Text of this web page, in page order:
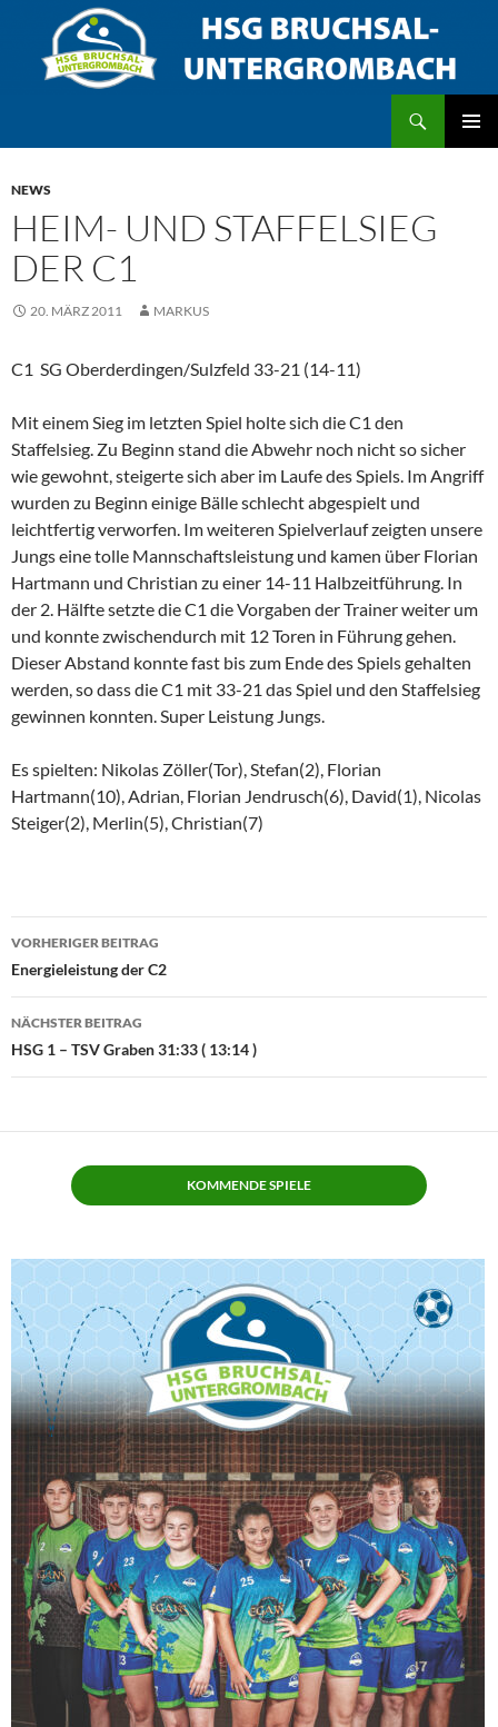
springen
NEWS
HEIM- UND STAFFELSIEG
DER C1
20. MÄRZ 2011 MARKUS
C1  SG Oberderdingen/Sulzfeld 33-21 (14-11)
Mit einem Sieg im letzten Spiel holte sich die C1 den
Staffelsieg. Zu Beginn stand die Abwehr noch nicht so sicher
wie gewohnt, steigerte sich aber im Laufe des Spiels. Im Angriff
wurden zu Beginn einige Bälle schlecht abgespielt und
leichtfertig verworfen. Im weiteren Spielverlauf zeigten unsere
Jungs eine tolle Mannschaftsleistung und kamen über Florian
Hartmann und Christian zu einer 14-11 Halbzeitführung. In
der 2. Hälfte setzte die C1 die Vorgaben der Trainer weiter um
und konnte zwischendurch mit 12 Toren in Führung gehen.
Dieser Abstand konnte fast bis zum Ende des Spiels gehalten
werden, so dass die C1 mit 33-21 das Spiel und den Staffelsieg
gewinnen konnten. Super Leistung Jungs.
Es spielten: Nikolas Zöller(Tor), Stefan(2), Florian
Hartmann(10), Adrian, Florian Jendrusch(6), David(1), Nicolas
Steiger(2), Merlin(5), Christian(7)
Beitragsnavigation
VORHERIGER BEITRAG
Energieleistung der C2
NÄCHSTER BEITRAG
HSG 1 – TSV Graben 31:33 ( 13:14 )
KOMMENDE SPIELE